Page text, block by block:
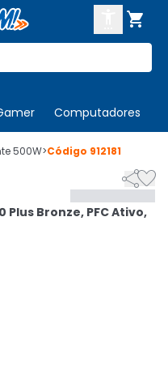

Computadores
SE
500W>Código 912181

Plus Bronze, PFC Ativo,